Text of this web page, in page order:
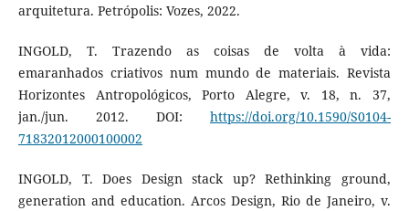
arquitetura. Petrópolis: Vozes, 2022.
INGOLD, T. Trazendo as coisas de volta à vida:
emaranhados criativos num mundo de materiais. Revista
Horizontes Antropológicos, Porto Alegre, v. 18, n. 37,
jan./jun. 2012. DOI:https://doi.org/10.1590/S0104-
71832012000100002
INGOLD, T. Does Design stack up? Rethinking ground,
generation and education. Arcos Design, Rio de Janeiro, v.